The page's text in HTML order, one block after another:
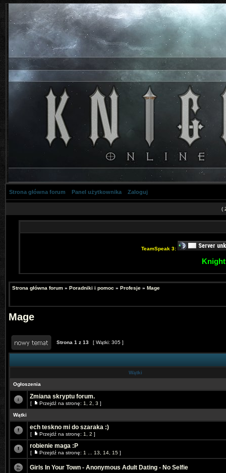
Strona główna forum Panel użytkownika Zaloguj
(
TeamSpeak 3:
Strona główna forum » Poradniki i pomoc » Profesje » Mage
Mage
Strona 1 z 13 [ Wątki: 305 ]
Wątki
Ogłoszenia
Zmiana skryptu forum.
[ Przejdź na stronę: 1 2 3 ]
Wątki
ech teskno mi do szaraka :)
[ Przejdź na stronę: 1 2 ]
robienie maga :P
[ Przejdź na stronę: 1 13 14 15 ]
Girls In Your Town - Anonymous Adult Dating - No Selfie